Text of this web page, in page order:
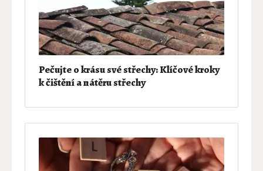
Pečujte o krásu své střechy: Klíčové kroky
k čištění a nátěru střechy